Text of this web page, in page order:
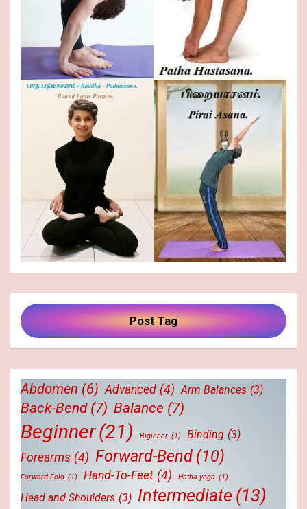
Post Tag
Abdomen (6) Advanced (4) Arm Balances (3)
Back-Bend (7) Balance (7)
Beginner(21) Biginner (1) Binding (3)
Forearms (4) Forward-Bend (10)
Forward Fold (1) Hand-To-Feet (4) Hatha yoga (1)
Head and Shoulders (3) Intermediate (13)